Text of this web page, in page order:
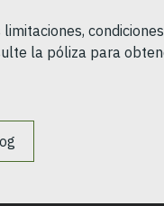
la póliza para